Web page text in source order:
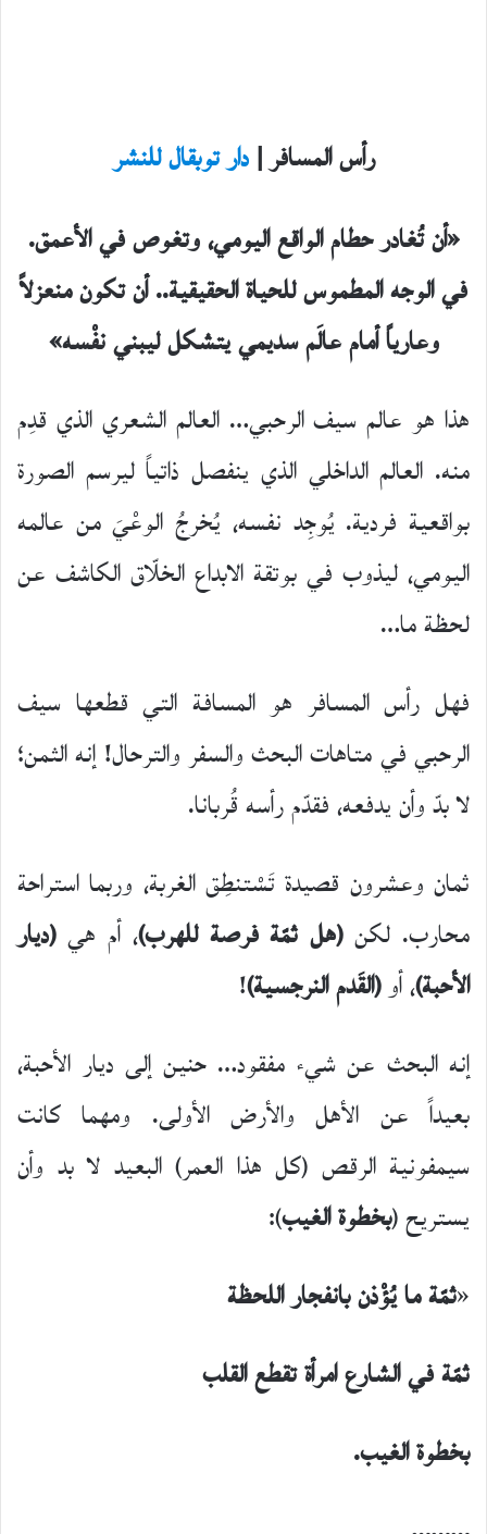
رأس المسافر |دار توبقال للنشر
«أن تُغادر حطام الواقع اليومي، وتغوص في الأعمق.
في الوجه المطموس للحياة الحقيقية.. أن تكون منعزلاً
وعارياً أمام عالَم سديمي يتشكل ليبني نفْسه»
هذا هو عالم سيف الرحبي… العالم الشعري الذي قدِم
منه. العالم الداخلي الذي ينفصل ذاتياً ليرسم الصورة
بواقعية فردية. يُوجِد نفسه، يُخرجُ الوعْيَ من عالمه
اليومي، ليذوب في بوتقة الابداع الخلّاق الكاشف عن
لحظة ما…
فهل رأس المسافر هو المسافة التي قطعها سيف
الرحبي في متاهات البحث والسفر والترحال! إنه الثمن؛
لا بدّ وأن يدفعه، فقدّم رأسه قُربانا.
ثمان وعشرون قصيدة تَسْتنطِق الغربة، وربما استراحة
محارب. لكن(هل ثمّة فرصة للهرب)، أم هي(ديار
الأحبة)، أو(القَدم النرجسية)!
إنه البحث عن شيء مفقود… حنين إلى ديار الأحبة،
بعيداً عن الأهل والأرض الأولى. ومهما كانت
سيمفونية الرقص (كل هذا العمر) البعيد لا بد وأن
يستريح (بخطوة الغيب):
«ثمّة ما يُؤْذن بانفجار اللحظة
ثمّة في الشارع امرأة تقطع القلب
بخطوة الغيب.